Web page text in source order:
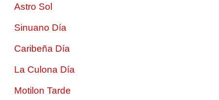
Astro Sol
Sinuano Día
Caribeña Día
La Culona Día
Motilon Tarde